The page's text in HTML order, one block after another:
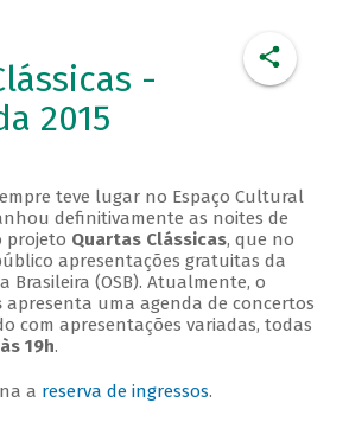
-
2015
teve lugar no Espaço Cultural
definitivamente as noites de
projeto Quartas Clássicas, que no
apresentações gratuitas da
Brasileira (OSB). Atualmente, o
apresenta uma agenda de concertos
com apresentações variadas, todas
19h.
a reserva de ingressos.